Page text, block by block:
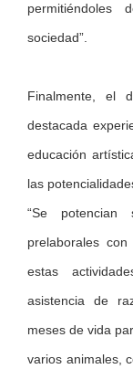
permitiéndoles
sociedad”.
Finalmente, el
destacada
educación
las
“Se potencian
prelaborales
estas
asistencia de
meses de vida
varios animales,